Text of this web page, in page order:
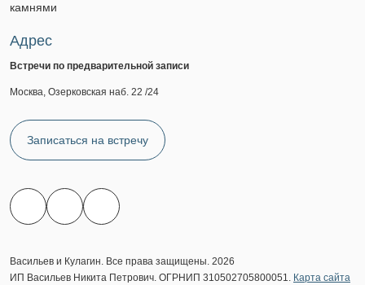
камнями
Адрес
Встречи по предварительной записи
Москва, Озерковская наб. 22 /24
Записаться на встречу
Васильев и Кулагин. Все права защищены. 2026
ИП Васильев Никита Петрович. ОГРНИП 310502705800051. Карта сайта